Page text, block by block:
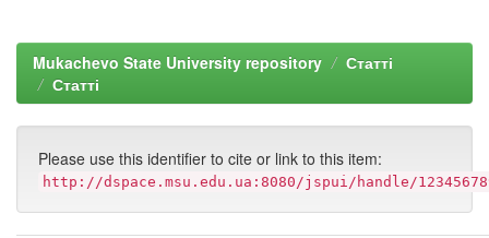
Mukachevo State University repository
Статті
Статті
Please use this identifier to cite or link to this item:
http://dspace.msu.edu.ua:8080/jspui/handle/